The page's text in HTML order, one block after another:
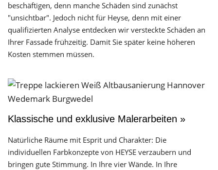
beschäftigen, denn manche Schäden sind zunächst
"unsichtbar". Jedoch nicht für Heyse, denn mit einer
qualifizierten Analyse entdecken wir versteckte Schäden an
Ihrer Fassade frühzeitig. Damit Sie später keine höheren
Kosten stemmen müssen.
Klassische und exklusive Malerarbeiten »
Natürliche Räume mit Esprit und Charakter: Die
individuellen Farbkonzepte von HEYSE verzaubern und
bringen gute Stimmung. In Ihre vier Wände. In Ihre